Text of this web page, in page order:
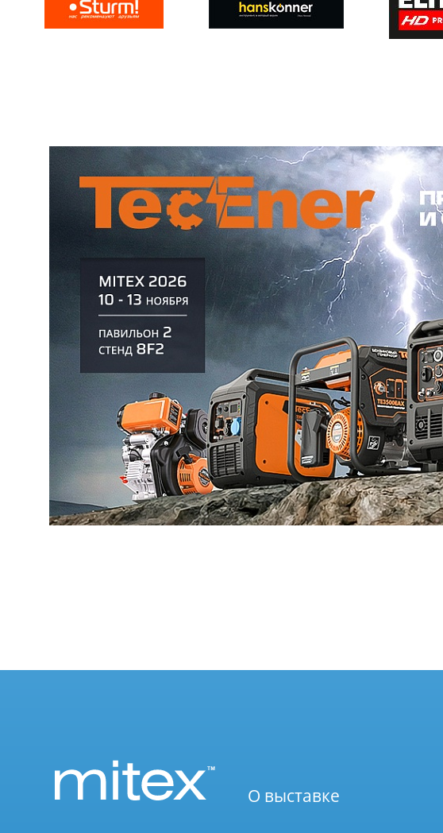
О выставке